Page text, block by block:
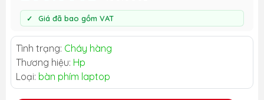
Giá đã bao gồm VAT
Tình trạng: Cháy hàng
Thương hiệu: Hp
Loại: bàn phím laptop